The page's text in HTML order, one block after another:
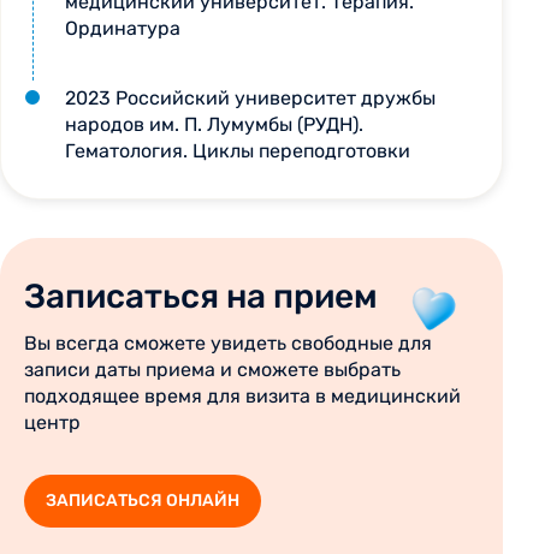
Ординатура
2023 Российский университет дружбы
народов им. П. Лумумбы (РУДН).
Гематология. Циклы переподготовки
Записаться на прием
Вы всегда сможете увидеть свободные для
записи даты приема и сможете выбрать
подходящее время для визита в медицинский
центр
ЗАПИСАТЬСЯ ОНЛАЙН